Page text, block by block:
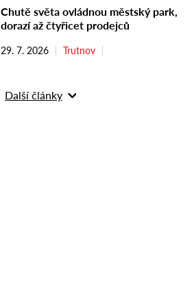
Chutě světa ovládnou městský park,
dorazí až čtyřicet prodejců
29. 7. 2026 Trutnov
Další články